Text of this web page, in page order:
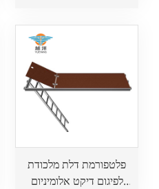
פלטפורמת דלת מלכודת
לפיגום דיקט אלומיניום